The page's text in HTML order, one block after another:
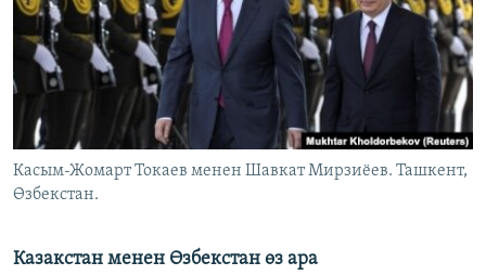
ЫҢГАЙСЫЗ СУРООЛОР
ЭЕ/АРнун бардык сайттары
Касым-Жомарт Токаев менен Шавкат Мирзиёев. Ташкент,
Өзбекстан.
Казакстан менен Өзбекстан өз ара